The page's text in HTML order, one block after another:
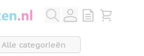
View quote,
Bekijk
Alle categorieën